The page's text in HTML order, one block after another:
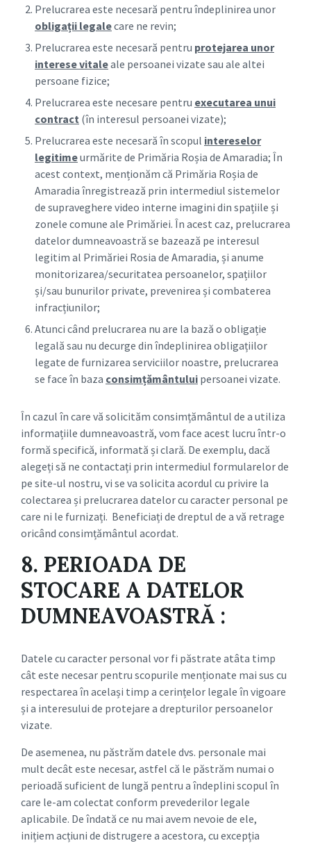
Prelucrarea este necesară pentru îndeplinirea unor
obligații legalecare ne revin;
Prelucrarea este necesară pentru protejarea unor
interese vitaleale persoanei vizate sau ale altei
persoane fizice;
Prelucrarea este necesare pentru executarea unui
contract (în interesul persoanei vizate);
Prelucrarea este necesară în scopul intereselor
legitimeurmărite de Primăria Roșia de Amaradia; În
acest context, menționăm că Primăria Roșia de
Amaradia înregistrează prin intermediul sistemelor
de supraveghere video interne imagini din spațiile și
zonele comune ale Primăriei. În acest caz, prelucrarea
datelor dumneavoastră se bazează pe interesul
legitim al Primăriei Rosia de Amaradia, și anume
monitorizarea/securitatea persoanelor, spațiilor
și/sau bunurilor private, prevenirea și combaterea
infracțiunilor;
Atunci când prelucrarea nu are la bază o obligație
legală sau nu decurge din îndeplinirea obligațiilor
legate de furnizarea serviciilor noastre, prelucrarea
se face în baza consimțământului persoanei vizate.
În cazul în care vă solicităm consimțământul de a utiliza
informațiile dumneavoastră, vom face acest lucru într-o
formă specifică, informată și clară. De exemplu, dacă
alegeți să ne contactați prin intermediul formularelor de
pe site-ul nostru, vi se va solicita acordul cu privire la
colectarea și prelucrarea datelor cu caracter personal pe
care ni le furnizați. Beneficiați de dreptul de a vă retrage
oricând consimțământul acordat.
8. PERIOADA DE
STOCARE A DATELOR
DUMNEAVOASTRĂ :
Datele cu caracter personal vor fi păstrate atâta timp
cât este necesar pentru scopurile menționate mai sus cu
respectarea în același timp a cerințelor legale în vigoare
și a interesului de protejare a drepturilor persoanelor
vizate.
De asemenea, nu păstrăm datele dvs. personale mai
mult decât este necesar, astfel că le păstrăm numai o
perioadă suficient de lungă pentru a îndeplini scopul în
care le-am colectat conform prevederilor legale
aplicabile. De îndată ce nu mai avem nevoie de ele,
inițiem acțiuni de distrugere a acestora, cu excepția